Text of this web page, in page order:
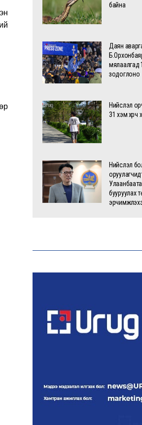
байна
Даян
мялаалгад
зодоглоно
Нийслэл
31 хэм хүрч
Нийслэл
бууруулах
бүртгэл
хайрхны
оролцлоо
хүргэлээ